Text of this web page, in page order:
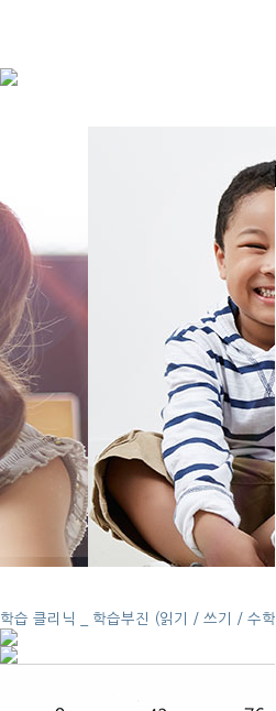
학습 클리닉 _ 학습부진 (읽기 / 쓰기 / 수학)